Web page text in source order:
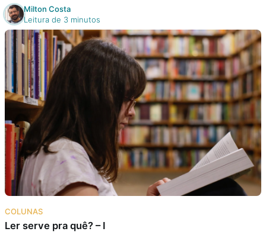
Milton Costa
Leitura de 3 minutos
COLUNAS
Ler serve pra quê? – I